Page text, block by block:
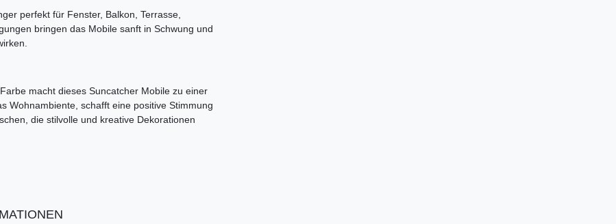
perfekt für Fenster, Balkon, Terrasse,
bringen das Mobile sanft in Schwung und
macht dieses Suncatcher Mobile zu einer
Wohnambiente, schafft eine positive Stimmung
die stilvolle und kreative Dekorationen